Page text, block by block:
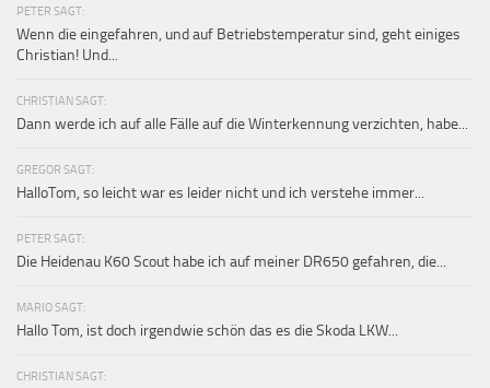
PETER SAGT:
Wenn die eingefahren, und auf Betriebstemperatur sind, geht einiges
Christian! Und...
CHRISTIAN SAGT:
Dann werde ich auf alle Fälle auf die Winterkennung verzichten, habe...
GREGOR SAGT:
HalloTom, so leicht war es leider nicht und ich verstehe immer...
PETER SAGT:
Die Heidenau K60 Scout habe ich auf meiner DR650 gefahren, die...
MARIO SAGT:
Hallo Tom, ist doch irgendwie schön das es die Skoda LKW...
CHRISTIAN SAGT: